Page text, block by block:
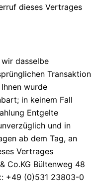
dieses Vertrages
dasselbe
Transaktion
wurde
in keinem Fall
Entgelte
und in
ab dem Tag, an
Vertrages
Co.KG Bültenweg 48
+49 (0)531 23803-0